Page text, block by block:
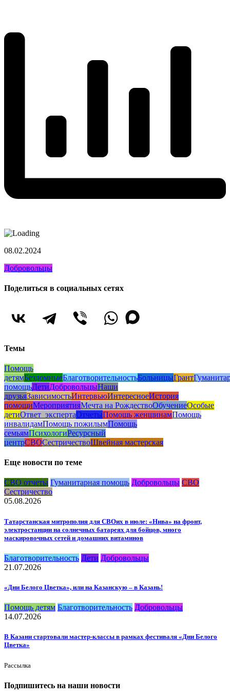
08.02.2024
Добровольцы
Поделиться в социальных сетях
Темы
Помощь
детямБездомныеБлаготворительностьБольницыГрант
помощьДетиДобровольцыНаши
друзьяЗависимостьИнтервьюИнтересноеИстория
помощиМероприятияМечта на РождествоОбучениеОсобые
детиОтвет_экспертаОтчетыПомощь женщинамПомощь
инвалидамПомощь пожилымПомощь
семьямПсихологиРесурсный
центрСВОСестричествоШвейная мастерская
Еще новости по теме
СВО отчеты Гуманитарная помощь Добровольцы СВО
Сестричество
05.08.2026
Татарстанская митрополия для СВОих в июле: «Нива» на фронт,
электростанции на солнечных батареях для бойцов, много
маскировочных сетей и домашних витаминов
Благотворительность Дети Добровольцы
21.07.2026
«Дни Белого Цветка», или на Казанскую – в Казань!
Помощь детям Благотворительность Добровольцы
14.07.2026
В Казани стартовали мастер-классы в рамках фестиваля «Дни Белого
Цветка»
Рассылка
Подпишитесь на наши новости